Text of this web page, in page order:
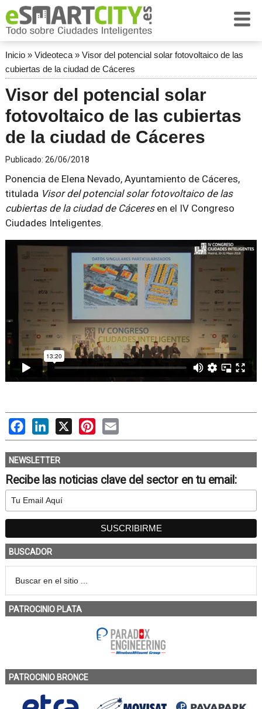
Inicio» Videoteca» Visor del potencial solar fotovoltaico de las
cubiertas de la ciudad de Cáceres
Visor del potencial solar
fotovoltaico de las cubiertas
de la ciudad de Cáceres
Publicado: 26/06/2018
Ponencia de Elena Nevado, Ayuntamiento de Cáceres,
titulada Visor del potencial solar fotovoltaico de las
cubiertas de la ciudad de Cáceresen el IV Congreso
Ciudades Inteligentes.
FacebookLinkedIn
X PinterestEmail
NEWSLETTER
Recibe las noticias clave del sector en tu email:
BUSCADOR
PATROCINIO PLATA
PATROCINIO BRONCE